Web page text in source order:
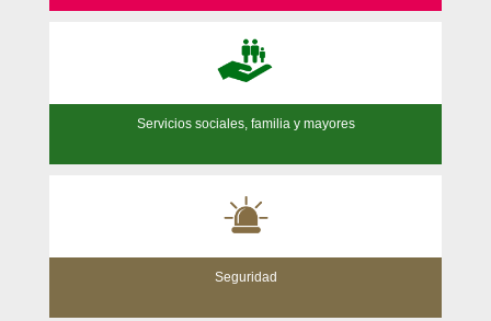
Servicios sociales, familia y mayores
Seguridad